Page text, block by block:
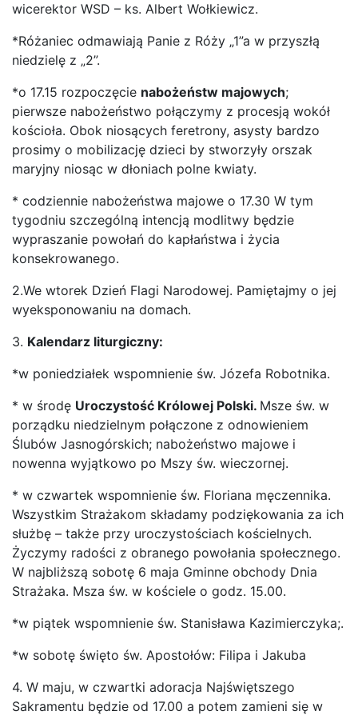
wicerektor WSD – ks. Albert Wołkiewicz.
*Różaniec odmawiają Panie z Róży „1”a w przyszłą
niedzielę z „2”.
*o 17.15 rozpoczęcie nabożeństw majowych;
pierwsze nabożeństwo połączymy z procesją wokół
kościoła. Obok niosących feretrony, asysty bardzo
prosimy o mobilizację dzieci by stworzyły orszak
maryjny niosąc w dłoniach polne kwiaty.
* codziennie nabożeństwa majowe o 17.30 W tym
tygodniu szczególną intencją modlitwy będzie
wypraszanie powołań do kapłaństwa i życia
konsekrowanego.
2.We wtorek Dzień Flagi Narodowej. Pamiętajmy o jej
wyeksponowaniu na domach.
3. Kalendarz liturgiczny:
*w poniedziałek wspomnienie św. Józefa Robotnika.
* w środę Uroczystość Królowej Polski. Msze św. w
porządku niedzielnym połączone z odnowieniem
Ślubów Jasnogórskich; nabożeństwo majowe i
nowenna wyjątkowo po Mszy św. wieczornej.
* w czwartek wspomnienie św. Floriana męczennika.
Wszystkim Strażakom składamy podziękowania za ich
służbę – także przy uroczystościach kościelnych.
Życzymy radości z obranego powołania społecznego.
W najbliższą sobotę 6 maja Gminne obchody Dnia
Strażaka. Msza św. w kościele o godz. 15.00.
*w piątek wspomnienie św. Stanisława Kazimierczyka;.
*w sobotę święto św. Apostołów: Filipa i Jakuba
4. W maju, w czwartki adoracja Najświętszego
Sakramentu będzie od 17.00 a potem zamieni się w